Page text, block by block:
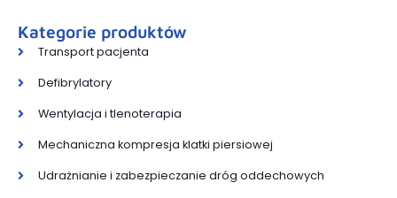
Kategorie produktów
Transport pacjenta
Defibrylatory
Wentylacja i tlenoterapia
Mechaniczna kompresja klatki piersiowej
Udrażnianie i zabezpieczanie dróg oddechowych